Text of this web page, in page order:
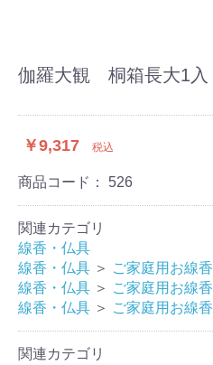
伽羅大観 桐箱長大1入
￥9,317 税込
商品コード： 526
関連カテゴリ
線香・仏具
線香・仏具 ＞ ご家庭用お線香
線香・仏具 ＞ ご家庭用お線香
線香・仏具 ＞ ご家庭用お線香
関連カテゴリ